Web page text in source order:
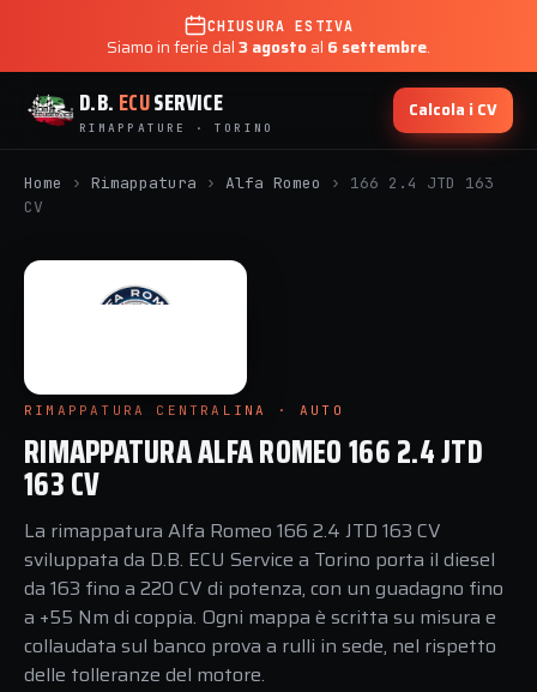
CHIUSURA ESTIVA
Siamo in ferie dal3 agostoal 6 settembre.
D.B. ECUSERVICE
RIMAPPATURE · TORINO
Calcola i CV
Home › Rimappatura › Alfa Romeo › 166 2.4 JTD 163
CV
RIMAPPATURA CENTRALINA · AUTO
RIMAPPATURA ALFA ROMEO 166 2.4 JTD
163 CV
La rimappatura Alfa Romeo 166 2.4 JTD 163 CV
sviluppata da D.B. ECU Service a Torino porta il diesel
da 163 fino a 220 CV di potenza, con un guadagno fino
a +55 Nm di coppia. Ogni mappa è scritta su misura e
collaudata sul banco prova a rulli in sede, nel rispetto
delle tolleranze del motore.